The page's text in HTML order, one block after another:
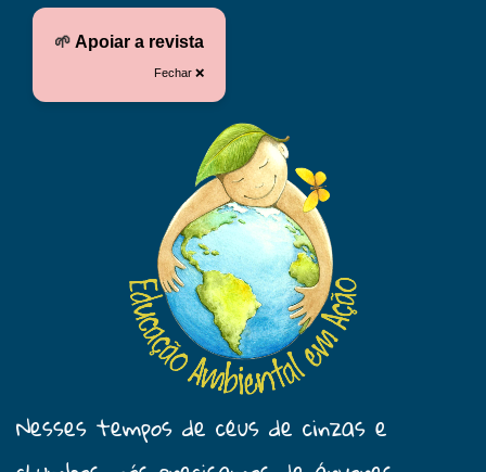
🌱 Apoiar a revista
Fechar ❌
Nesses tempos de céus de cinzas e